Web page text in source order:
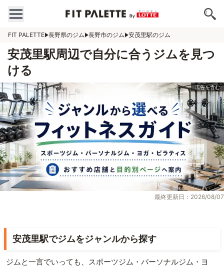
FIT PALETTE 長野県のジム 長野市のジム 安茂里駅のジム
安茂里駅周辺で自分に合うジムを見つ
ける
最終更新日：2026/08/07
安茂里駅でジムをジャンルから探す
ジムと一言でいっても、スポーツジム・パーソナルジム・ヨ